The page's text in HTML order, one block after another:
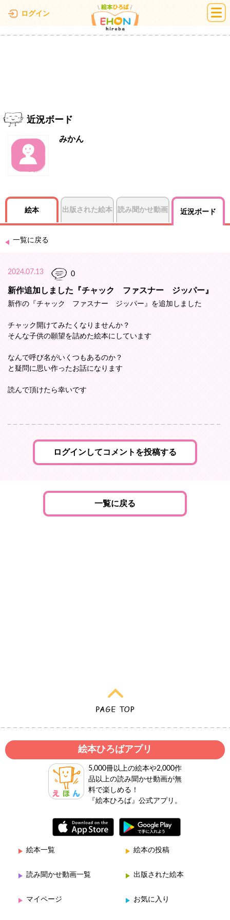
ログイン 絵本ひろば
近況ボード
みかん
絵本 出版された絵本 読み聞かせ動画 近況ボード
一覧に戻る
2024.07.13 0
新作追加しました『チャック ファスナー ジッパー』
新作の『チャック ファスナー ジッパー』を追加しました
チャック開けてみたくなりませんか？
そんな子供の願望を詰めた絵本にしています
なんで呼び名がいくつもあるのか？
と疑問に思い作ったお話になります
読んで頂けたら幸いです
ログインしてコメントを投稿する
一覧に戻る
絵本ひろばアプリ
5,000冊以上の絵本や2,000作
品以上の読み聞かせ動画が無
料で楽しめる！
『絵本ひろば』公式アプリ。
絵本一覧 絵本の投稿
読み聞かせ動画一覧 出版された絵本
マイページ お気に入り